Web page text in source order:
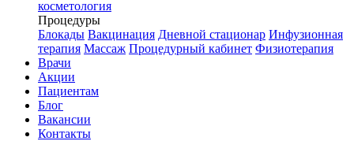
косметология
Процедуры
Блокады Вакцинация Дневной стационар Инфузионная
терапия Массаж Процедурный кабинет Физиотерапия
Врачи
Акции
Пациентам
Блог
Вакансии
Контакты